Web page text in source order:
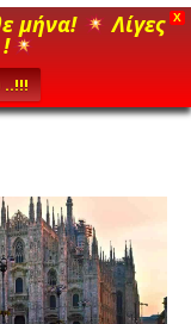
X
μήνα! Λίγες
..!!!